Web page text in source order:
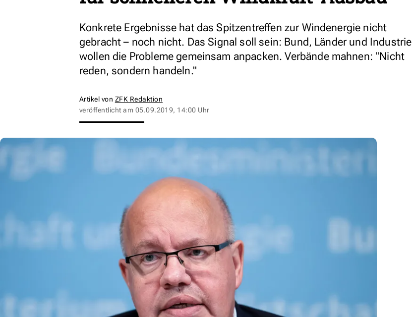
Konkrete Ergebnisse hat das Spitzentreffen zur Windenergie nicht
gebracht – noch nicht. Das Signal soll sein: Bund, Länder und Industrie
wollen die Probleme gemeinsam anpacken. Verbände mahnen: "Nicht
reden, sondern handeln."
Artikel von ZFK Redaktion
veröffentlicht am 05.09.2019, 14:00 Uhr